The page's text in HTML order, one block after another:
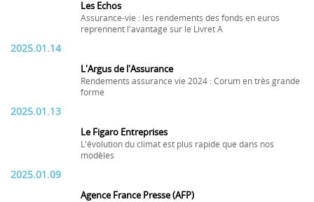
Les Echos
Assurance-vie : les rendements des fonds en euros
reprennent l'avantage sur le Livret A
2025.01.14
L'Argus de l'Assurance
Rendements assurance vie 2024 : Corum en très grande
forme
2025.01.13
Le Figaro Entreprises
L'évolution du climat est plus rapide que dans nos
modèles
2025.01.09
Agence France Presse (AFP)